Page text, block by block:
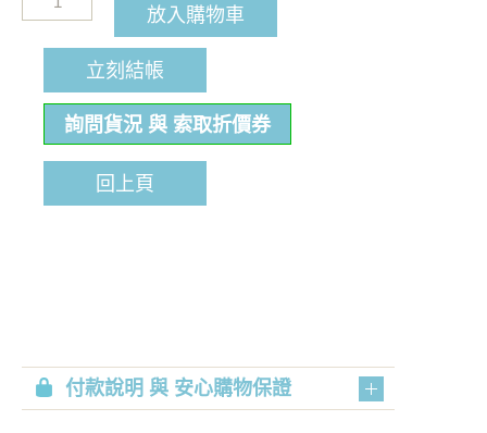
放入購物車
立刻結帳
詢問貨況 與 索取折價券
回上頁
付款說明 與 安心購物保證